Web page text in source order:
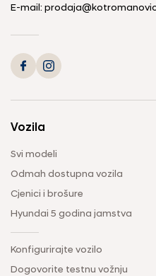
E-mail:
Vozila
Svi modeli
Odmah dostupna vozila
Cjenici i brošure
Hyundai 5 godina jamstva
Konfigurirajte vozilo
Dogovorite testnu vožnju